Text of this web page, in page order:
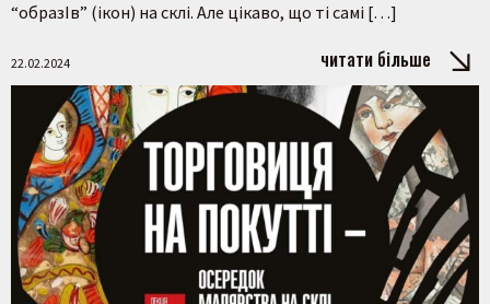
“образІв” (ікон) на склі. Але цікаво, що ті самі […]
22.02.2024 читати більше